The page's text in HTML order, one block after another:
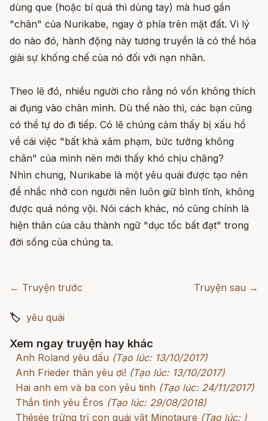
dùng que (hoặc bí quá thì dùng tay) mà huơ gần
"chân" của Nurikabe, ngay ở phía trên mặt đất. Vì lý
do nào đó, hành động này tương truyền là có thể hóa
giải sự khống chế của nó đối với nạn nhân.
Theo lẽ đó, nhiều người cho rằng nó vốn không thích
ai đụng vào chân mình. Dù thế nào thì, các bạn cũng
có thể tự do đi tiếp. Có lẽ chúng cảm thấy bị xấu hổ
về cái việc "bất khả xâm phạm, bức tường không
chân" của mình nên mới thấy khó chịu chăng?
Nhìn chung, Nurikabe là một yêu quái được tạo nên
để nhắc nhở con người nên luôn giữ bình tĩnh, không
được quá nóng vội. Nói cách khác, nó cũng chính là
hiện thân của câu thành ngữ "dục tốc bất đạt" trong
đời sống của chúng ta.
← Truyện trước Truyện sau →
🏷 yêu quái
Xem ngay truyện hay khác
Anh Roland yêu dấu (Tạo lúc: 13/10/2017)
Anh Frieder thân yêu ơi! (Tạo lúc: 13/10/2017)
Hai anh em và ba con yêu tinh (Tạo lúc: 24/11/2017)
Thần tình yêu Éros (Tạo lúc: 29/08/2018)
Thésée trừng trị con quái vật Minotaure (Tạo lúc: )